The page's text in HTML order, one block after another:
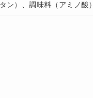
タン）、調味料（アミノ酸）